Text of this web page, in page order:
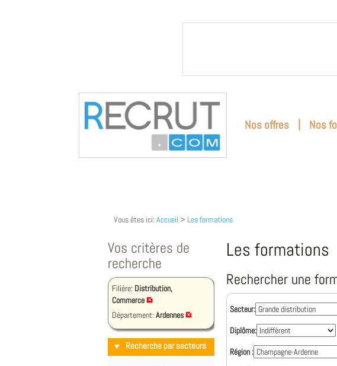
Nos offres | Nos
Vous êtes ici: Accueil > Les formations
Vos critères de
recherche
Filière: Distribution,
Commerce
Département: Ardennes
Recherche par secteurs
Les formations
Rechercher une
Secteur:
Diplôme:
Région :